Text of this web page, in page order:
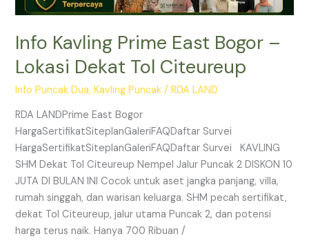
Info Kavling Prime East Bogor –
Lokasi Dekat Tol Citeureup
Info Puncak Dua,Kavling Puncak /RDA LAND
RDA LANDPrime East Bogor
HargaSertifikatSiteplanGaleriFAQDaftar Survei
HargaSertifikatSiteplanGaleriFAQDaftar Survei KAVLING
SHM Dekat Tol Citeureup Nempel Jalur Puncak 2 DISKON 10
JUTA DI BULAN INI Cocok untuk aset jangka panjang, villa,
rumah singgah, dan warisan keluarga. SHM pecah sertifikat,
dekat Tol Citeureup, jalur utama Puncak 2, dan potensi
harga terus naik. Hanya 700 Ribuan /